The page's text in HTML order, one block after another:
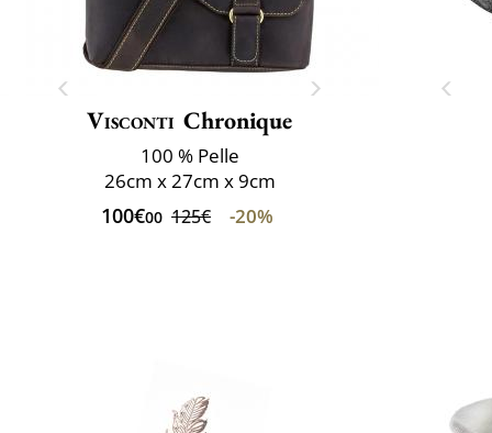
Visconti Chronique
100 % Pelle
26cm x 27cm x 9cm
100€00 125€ -20%